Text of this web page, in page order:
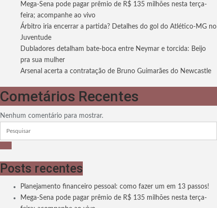
Mega-Sena pode pagar prêmio de R$ 135 milhões nesta terça-
feira; acompanhe ao vivo
Árbitro iria encerrar a partida? Detalhes do gol do Atlético-MG no
Juventude
Dubladores detalham bate-boca entre Neymar e torcida: Beijo
pra sua mulher
Arsenal acerta a contratação de Bruno Guimarães do Newcastle
Cometários Recentes
Nenhum comentário para mostrar.
Posts recentes
Planejamento financeiro pessoal: como fazer um em 13 passos!
Mega-Sena pode pagar prêmio de R$ 135 milhões nesta terça-